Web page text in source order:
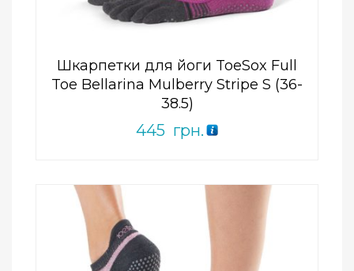
Шкарпетки для йоги ToeSox Full
Toe Bellarina Mulberry Stripe S (36-
38.5)
445 грн.